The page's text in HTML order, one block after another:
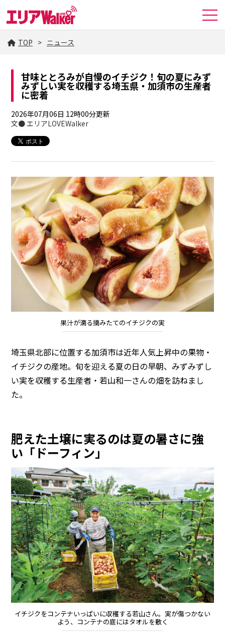
TOP ニュース
甘味ととろみが自慢のイチジク！旬の夏にみず
みずしい実を収穫する埼玉県・加須市の生産者
に密着
2026年07月06日 12時00分更新
文● エリアLOVEWalker
果汁が滴る摘みたてのイチジクの実
埼玉県北部に位置する加須市は近年人気上昇中の果物・
イチジクの産地。旬を迎える夏の日の早朝、みずみずし
い実を収穫する生産者・若山和一さんの畑を訪ねまし
た。
肥えた土壌に実るのは夏の暑さに強
い「ドーフィン」
イチジクをコンテナいっぱいに収穫する若山さん。実が傷つかない
よう、コンテナの底にはタオルを敷く